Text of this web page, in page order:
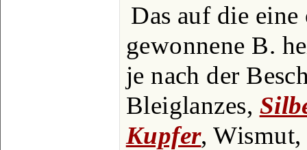
Das auf die eine
gewonnene B.
je nach der
Bleiglanzes,
Kupfer,